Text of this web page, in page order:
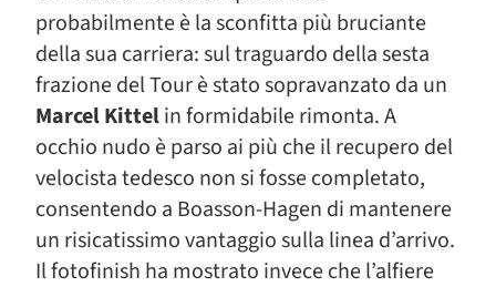
probabilmente è la sconfitta più bruciante
della sua carriera: sul traguardo della sesta
frazione del Tour è stato sopravanzato da un
Marcel Kittelin formidabile rimonta. A
occhio nudo è parso ai più che il recupero del
velocista tedesco non si fosse completato,
consentendo a Boasson-Hagen di mantenere
un risicatissimo vantaggio sulla linea d’arrivo.
Il fotofinish ha mostrato invece che l’alfiere